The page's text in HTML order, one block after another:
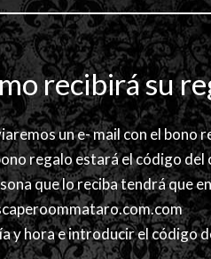
recibirá su
un e- mail con el bono
regalo estará el código
que lo reciba tendrá que
y hora e introducir el código